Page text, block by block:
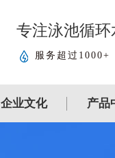
专注泳池循
服务超过1000+
企业文化 产品